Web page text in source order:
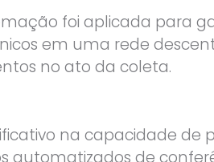
foi aplicada para
em uma rede
no ato da coleta.
na capacidade de
automatizados de